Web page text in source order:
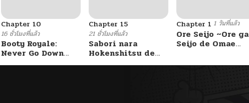
Chapter 10
16 ชั่วโมงที่แล้ว
Booty Royale:
Never Go Down
Without A Fight!
Chapter 15
21 ชั่วโมงที่แล้ว
Sabori nara
Hokenshitsu de
Douzo?
Chapter 1 1 วันที่แล้ว
Ore Seijo ~Ore ga
Seijo de Omae
Saikyou Tag